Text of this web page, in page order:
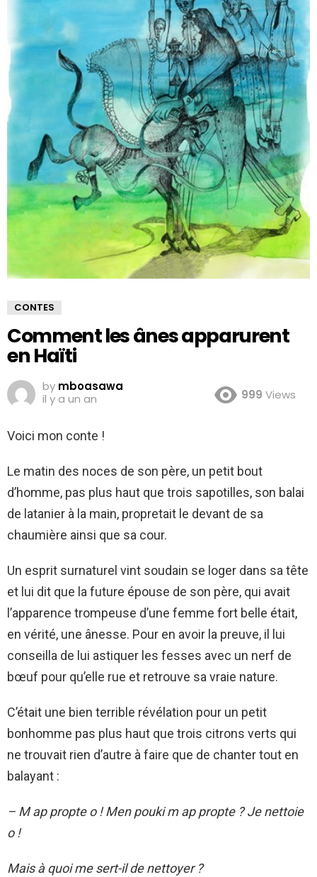
CONTES
Comment les ânes apparurent
en Haïti
by mboasawa
il y a un an
999 Views
Voici mon conte !
Le matin des noces de son père, un petit bout
d’homme, pas plus haut que trois sapotilles, son balai
de latanier à la main, propretait le devant de sa
chaumière ainsi que sa cour.
Un esprit surnaturel vint soudain se loger dans sa tête
et lui dit que la future épouse de son père, qui avait
l’apparence trompeuse d’une femme fort belle était,
en vérité, une ânesse. Pour en avoir la preuve, il lui
conseilla de lui astiquer les fesses avec un nerf de
bœuf pour qu’elle rue et retrouve sa vraie nature.
C’était une bien terrible révélation pour un petit
bonhomme pas plus haut que trois citrons verts qui
ne trouvait rien d’autre à faire que de chanter tout en
balayant :
– M ap propte o ! Men pouki m ap propte ? Je nettoie
o !
Mais à quoi me sert-il de nettoyer ?